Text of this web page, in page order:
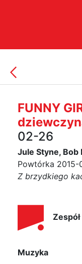
FUNNY
02-26
Jule Styne,
Powtórka 2015-
Z brzydkiego
Muzyka